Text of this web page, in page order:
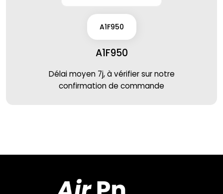
A1F950
A1F950
Délai moyen 7j, à vérifier sur notre
confirmation de commande